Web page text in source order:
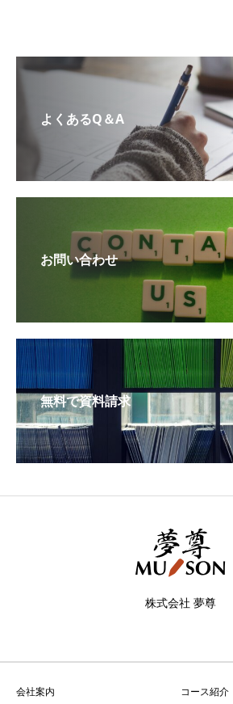
よくあるQ＆A
お問い合わせ
無料で資料請求
株式会社 夢尊
会社案内 コース紹介